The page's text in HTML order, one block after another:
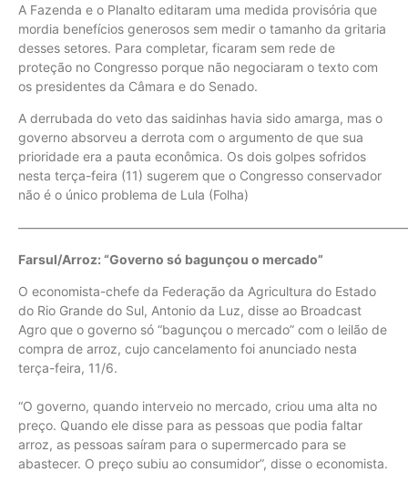
A Fazenda e o Planalto editaram uma medida provisória que
mordia benefícios generosos sem medir o tamanho da gritaria
desses setores. Para completar, ficaram sem rede de
proteção no Congresso porque não negociaram o texto com
os presidentes da Câmara e do Senado.
A derrubada do veto das saidinhas havia sido amarga, mas o
governo absorveu a derrota com o argumento de que sua
prioridade era a pauta econômica. Os dois golpes sofridos
nesta terça-feira (11) sugerem que o Congresso conservador
não é o único problema de Lula (Folha)
Farsul/Arroz: “Governo só bagunçou o mercado”
O economista-chefe da Federação da Agricultura do Estado
do Rio Grande do Sul, Antonio da Luz, disse ao Broadcast
Agro que o governo só “bagunçou o mercado” com o leilão de
compra de arroz, cujo cancelamento foi anunciado nesta
terça-feira, 11/6.
“O governo, quando interveio no mercado, criou uma alta no
preço. Quando ele disse para as pessoas que podia faltar
arroz, as pessoas saíram para o supermercado para se
abastecer. O preço subiu ao consumidor”, disse o economista.